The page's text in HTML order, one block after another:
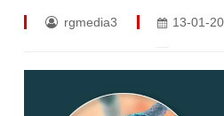
rgmedia3 13-01-